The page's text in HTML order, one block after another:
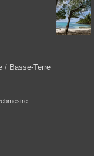
/ Basse-Terre